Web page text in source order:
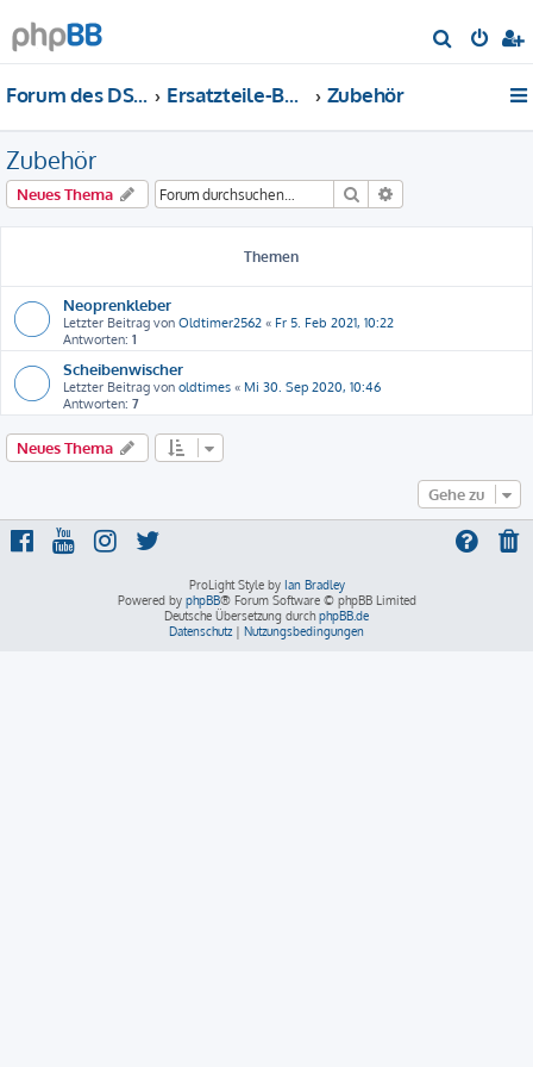
u
Forum des DS-Club Deutschland e.V. Ersatzteile-Bewertung Zubehör
Zubehör
Neues Thema Suche
Themen
Neoprenkleber
Letzter Beitrag von Oldtimer2562 « Fr 5. Feb 2021, 10:22
Antworten: 1
Scheibenwischer
Letzter Beitrag von oldtimes « Mi 30. Sep 2020, 10:46
Antworten: 7
Neues Thema
Gehe zu
ProLight Style by Ian Bradley
Powered by phpBB® Forum Software © phpBB Limited
Deutsche Übersetzung durch phpBB.de
Datenschutz | Nutzungsbedingungen